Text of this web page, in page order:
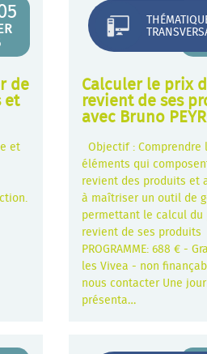
de
et
et
Calculer le prix
revient de ses
avec Bruno
Objectif : Comprendre
éléments qui
revient des produits et
à maîtriser un outil de
permettant le calcul du
revient de ses produits
PROGRAMME: 688 € -
les Vivea - non
nous contacter Une
présenta…